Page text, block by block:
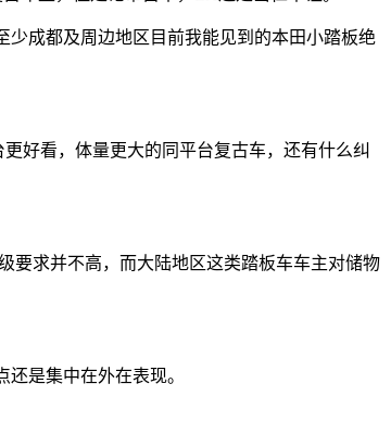
成都及周边地区目前我能见到的本田小踏板绝
好看，体量更大的同平台复古车，还有什么纠
求并不高，而大陆地区这类踏板车车主对储物
是集中在外在表现。